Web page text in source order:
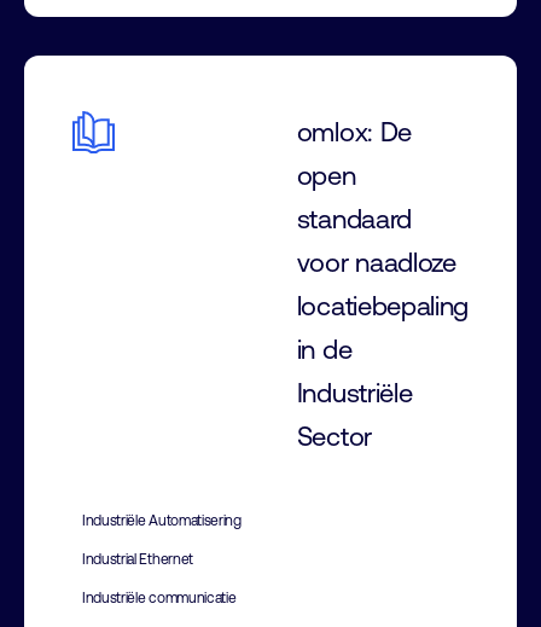
omlox: De
open
standaard
voor naadloze
locatiebepaling
in de
Industriële
Sector
Industriële Automatisering
Industrial Ethernet
Industriële communicatie